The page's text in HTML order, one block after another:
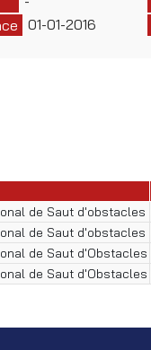
01-01-2016
de Saut d'obstacles
de Saut d'obstacles
de Saut d'Obstacles
de Saut d'Obstacles